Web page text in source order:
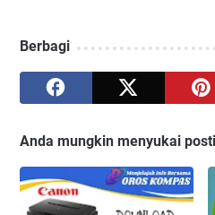
Berbagi
Anda mungkin menyukai